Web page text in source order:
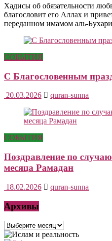
Хадисы об обязательности
благословит его Аллах и
переданном имамом аль-
СОБЫТИЯ
С Благословенным
20.03.2026 quran-sunna
СОБЫТИЯ
Поздравление по
месяца Рамадан
18.02.2026 quran-sunna
Архивы
Архивы